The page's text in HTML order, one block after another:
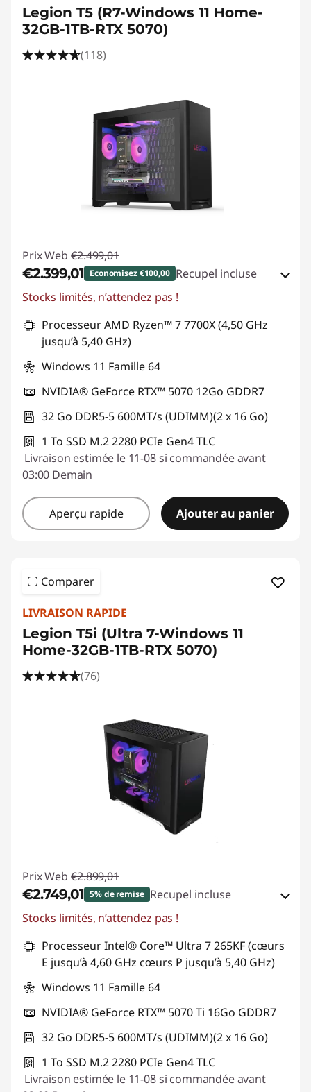
Legion T5 (R7-Windows 11 Home-
32GB-1TB-RTX 5070)
(118)
Prix Web €2.499,01
€2.399,01 Economisez €100,00 Recupel incluse
Bons de réduction en ligne :
Code de réduction :TOP-GAMER
Stocks limités, n’attendez pas !
Processeur AMD Ryzen™ 7 7700X (4,50 GHz
jusqu’à 5,40 GHz)
Windows 11 Famille 64
NVIDIA® GeForce RTX™ 5070 12Go GDDR7
32 Go DDR5-5 600MT/s (UDIMM)(2 x 16 Go)
1 To SSD M.2 2280 PCIe Gen4 TLC
Livraison estimée le 11-08 si commandée avant
03:00 Demain
Aperçu rapide Ajouter au panier
Comparer
LIVRAISON RAPIDE
Legion T5i (Ultra 7-Windows 11
Home-32GB-1TB-RTX 5070)
(76)
Prix Web €2.899,01
€2.749,01 5% de remise Recupel incluse
Bons de réduction en ligne :
Code de réduction : TOP-GAMER
Stocks limités, n’attendez pas !
Processeur Intel® Core™ Ultra 7 265KF (cœurs
E jusqu’à 4,60 GHz cœurs P jusqu’à 5,40 GHz)
Windows 11 Famille 64
NVIDIA® GeForce RTX™ 5070 Ti 16Go GDDR7
32 Go DDR5-5 600MT/s (UDIMM)(2 x 16 Go)
1 To SSD M.2 2280 PCIe Gen4 TLC
Livraison estimée le 11-08 si commandée avant